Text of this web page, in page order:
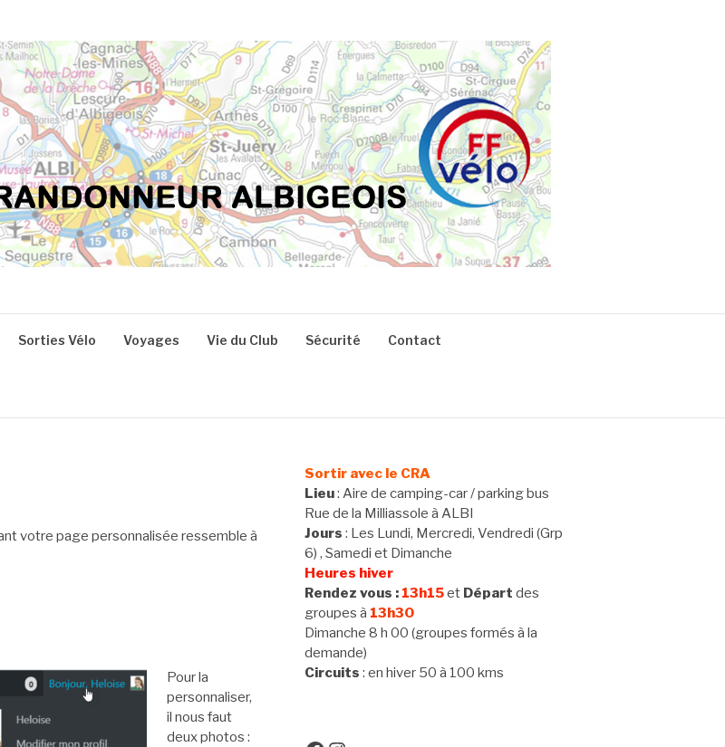
Sorties Vélo Voyages Vie du Club Sécurité Contact
votre page personnalisée ressemble à
Pour la
personnaliser,
il nous faut
deux photos :
Sortir avec le CRA
Lieu: Aire de camping-car / parking bus
Rue de la Milliassole à ALBI
Jours : Les Lundi, Mercredi, Vendredi (Grp
6) , Samedi et Dimanche
Heures hiver
Rendez vous : 13h15et Départ des
groupes à 13h30
Dimanche 8 h 00 (groupes formés à la
demande)
Circuits : en hiver 50 à 100 kms